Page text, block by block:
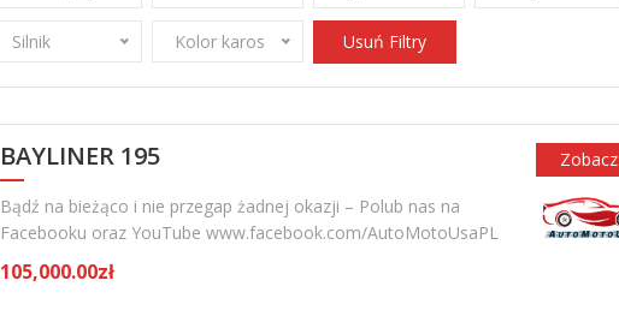
Silnik Kolor karoserii Usuń Filtry
BAYLINER 195
Bądź na bieżąco i nie przegap żadnej okazji – Polub nas na
Facebooku oraz YouTube www.facebook.com/AutoMotoUsaPL
105,000.00zł
Zobacz